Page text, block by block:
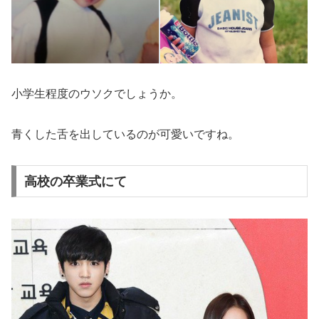
小学生程度のウソクでしょうか。
青くした舌を出しているのが可愛いですね。
高校の卒業式にて